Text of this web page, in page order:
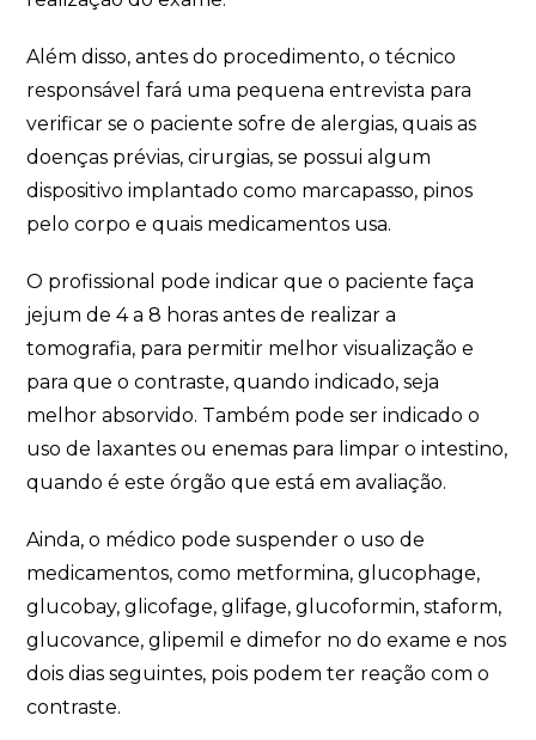
Além disso, antes do procedimento, o técnico
responsável fará uma pequena entrevista para
verificar se o paciente sofre de alergias, quais as
doenças prévias, cirurgias, se possui algum
dispositivo implantado como marcapasso, pinos
pelo corpo e quais medicamentos usa.
O profissional pode indicar que o paciente faça
jejum de 4 a 8 horas antes de realizar a
tomografia, para permitir melhor visualização e
para que o contraste, quando indicado, seja
melhor absorvido. Também pode ser indicado o
uso de laxantes ou enemas para limpar o intestino,
quando é este órgão que está em avaliação.
Ainda, o médico pode suspender o uso de
medicamentos, como metformina, glucophage,
glucobay, glicofage, glifage, glucoformin, staform,
glucovance, glipemil e dimefor no do exame e nos
dois dias seguintes, pois podem ter reação com o
contraste.